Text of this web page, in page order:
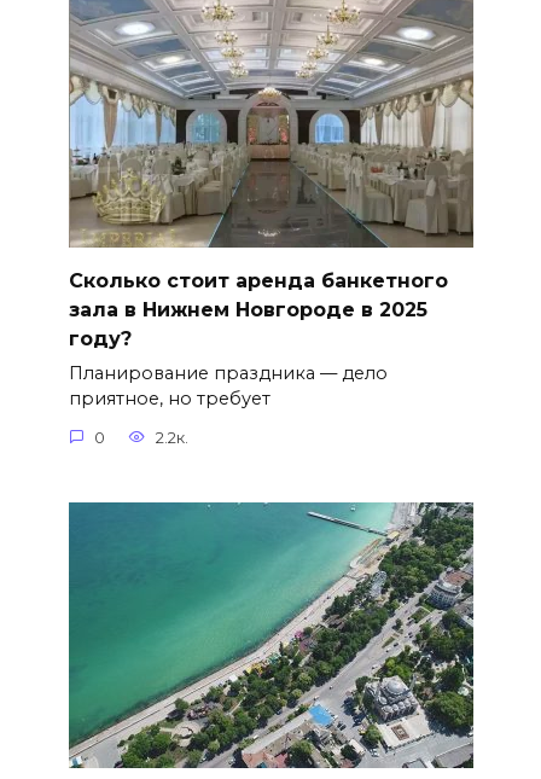
Сколько стоит аренда банкетного
зала в Нижнем Новгороде в 2025
году?
Планирование праздника — дело
приятное, но требует
0 2.2к.